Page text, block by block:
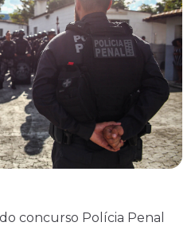
do concurso Polícia Penal